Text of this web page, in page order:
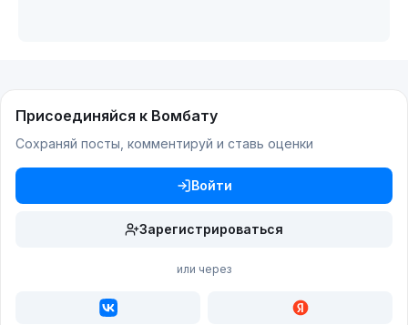
Присоединяйся к Вомбату
Сохраняй посты, комментируй и ставь оценки
Войти
Зарегистрироваться
или через